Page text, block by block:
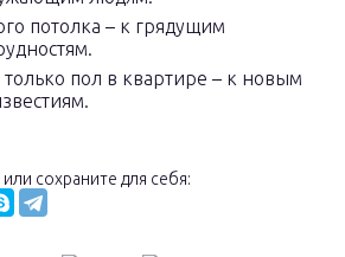
потолка – к грядущим
пол в квартире – к новым
сохраните для себя: